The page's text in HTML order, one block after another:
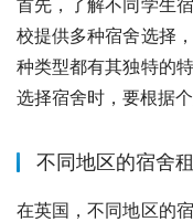
校提供多种宿舍选择
种类型都有其独特的
选择宿舍时，要根据
不同地区的宿舍
在英国，不同地区的